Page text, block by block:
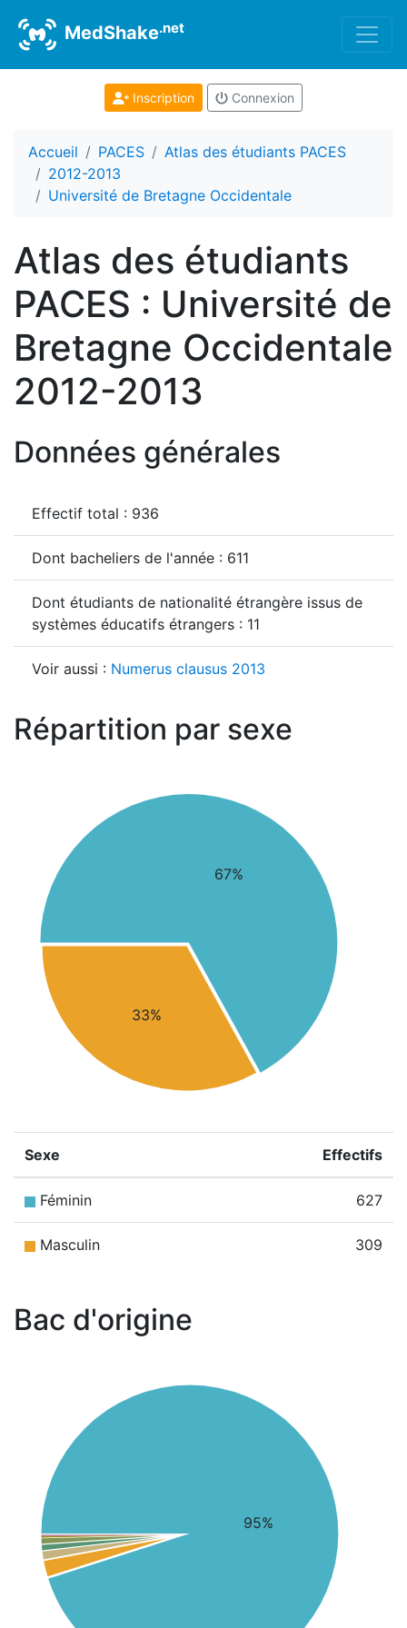
MedShake.net
Inscription Connexion
Accueil PACES
Atlas des étudiants PACES
2012-2013
Université de Bretagne Occidentale
Atlas des étudiants
PACES : Université de
Bretagne Occidentale
2012-2013
Données générales
Effectif total : 936
Dont bacheliers de l'année : 611
Dont étudiants de nationalité étrangère issus de
systèmes éducatifs étrangers : 11
Voir aussi : Numerus clausus 2013
Répartition par sexe
67%
33%
Sexe Effectifs
Féminin 627
Masculin 309
Bac d'origine
95%